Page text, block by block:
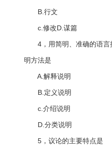
B.行文
c.修改D.谋篇
4，用简明、准确的语言
明方法是
A.解释说明
B.定义说明
c.介绍说明
D.分类说明
5，议论的主要特点是